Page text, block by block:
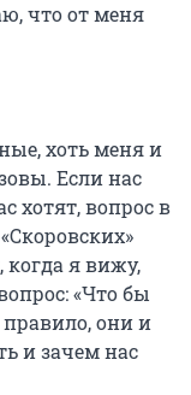
что от меня
хоть меня и
Если нас
хотят, вопрос в
когда я вижу,
«Что бы
правило, они и
и зачем нас